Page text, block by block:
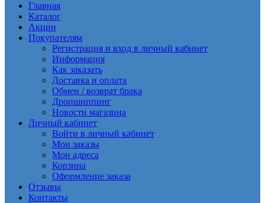
Главная
Каталог
Акции
Покупателям
Регистрация и вход в личный кабинет
Информация
Как заказать
Доставка и оплата
Обмен / возврат брака
Дропшиппинг
Новости магазина
Личный кабинет
Войти в личный кабинет
Мои заказы
Мои адреса
Корзина
Оформление заказа
Отзывы
Контакты